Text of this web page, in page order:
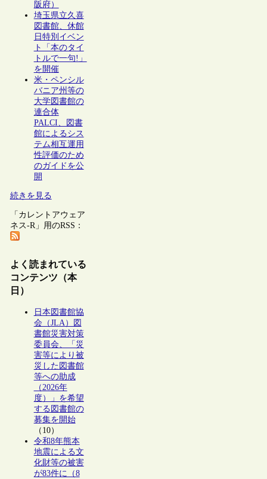
阪府）
埼玉県立久喜
図書館、休館
日特別イベン
ト「本のタイ
トルで一句!」
を開催
米・ペンシル
バニア州等の
大学図書館の
連合体
PALCI、図書
館によるシス
テム相互運用
性評価のため
のガイドを公
開
続きを見る
「カレントアウェア
ネス-R」用のRSS：
よく読まれている
コンテンツ（本
日）
日本図書館協
会（JLA）図
書館災害対策
委員会、「災
害等により被
災した図書館
等への助成
（2026年
度）」を希望
する図書館の
募集を開始
（10）
令和8年熊本
地震による文
化財等の被害
が83件に（8